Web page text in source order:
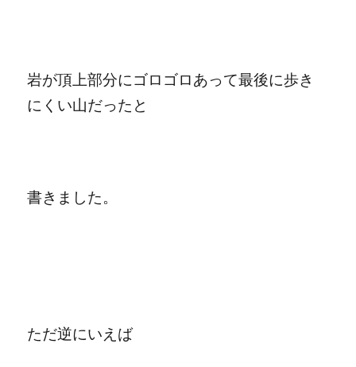
岩が頂上部分にゴロゴロあって最後に歩き
にくい山だったと
書きました。
ただ逆にいえば